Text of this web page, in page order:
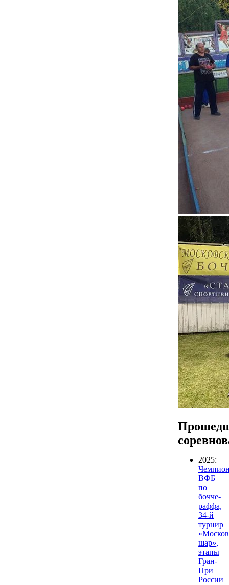
2025:
ВФБ
по
бочче-
раффа,
34-й
турнир
шар»,
этапы
Гран-
При
России